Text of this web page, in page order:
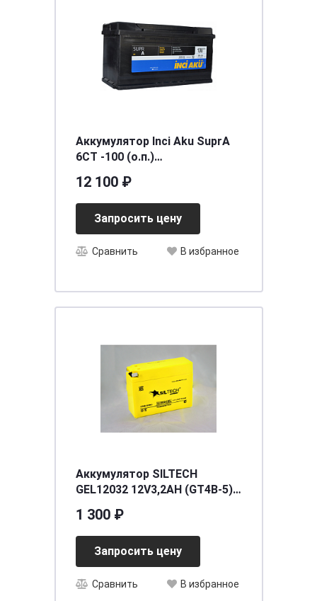
Аккумулятор Inci Aku SuprA
6СТ -100 (о.п.)
12 100 ₽
Запросить цену
Сравнить В избранное
Аккумулятор SILTECH
GEL12032 12V3,2AH (GT4B-5)
[д114ш39в87/45], шт
1 300 ₽
Запросить цену
Сравнить В избранное